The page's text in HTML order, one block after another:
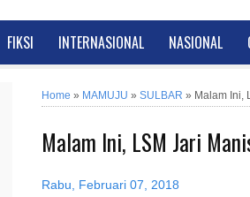
FIKSI INTERNASIONAL NASIONAL
Home » MAMUJU » SULBAR » Malam Ini,
Malam Ini, LSM Jari
Rabu, Februari 07, 2018